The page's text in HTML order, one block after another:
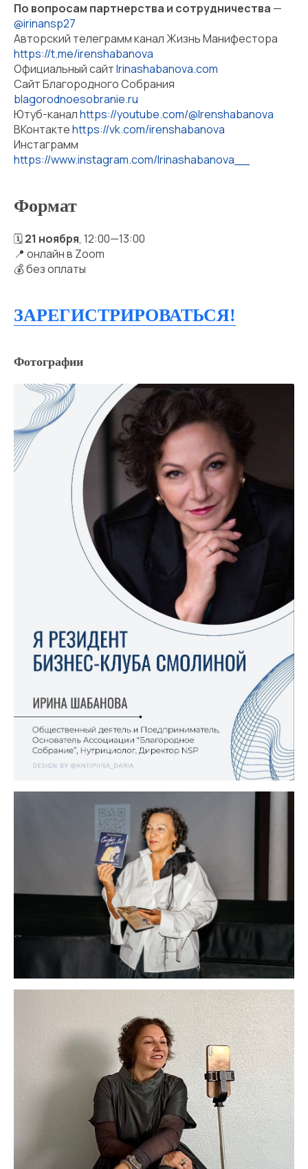
По вопросам партнерства и сотрудничества —
@irinansp27
Авторский телеграмм канал Жизнь Манифестора
https://t.me/irenshabanova
Официальный сайтIrinashabanova.com
Сайт Благородного Собрания
blagorodnoesobranie.ru
Ютуб-каналhttps://youtube.com/@Irenshabanova
ВКонтактеhttps://vk.com/irenshabanova
Инстаграмм
https://www.instagram.com/Irinashabanova__
Формат
🗓21 ноября, 12:00—13:00
📍 онлайн в Zoom
💰 без оплаты
ЗАРЕГИСТРИРОВАТЬСЯ!
Фотографии